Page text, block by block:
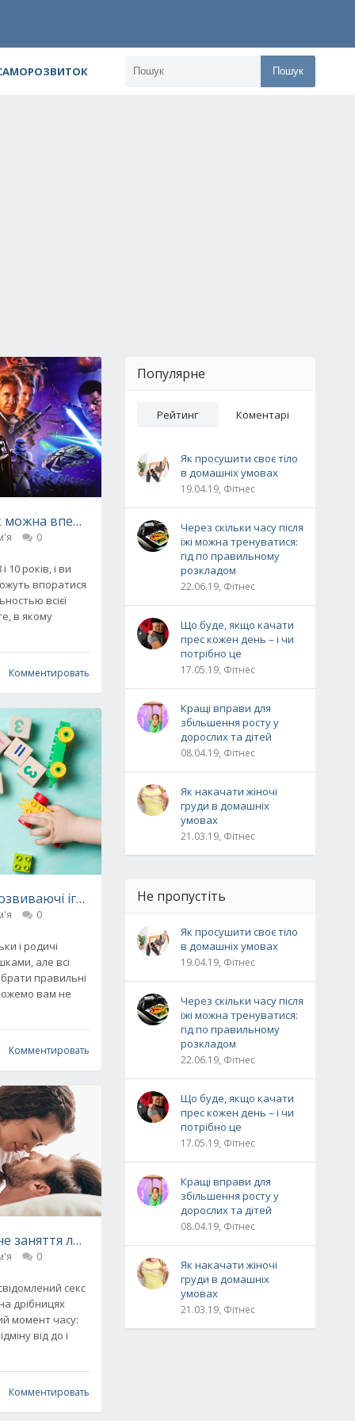
Пошук
мову
можна вперше відкрити дитині світ &quot;Зоряних
0
10 років, і ви
впоратися
всієї
в якому
Комментировать
ігри для дитини
0
і родичі
але всі
правильні
вам не
Комментировать
заняття любов'ю може змінити ваші стосунки
0
секс
дрібницях
момент часу:
від до і
Комментировать
Популярне
Рейтинг Коментарі
Як просушити своє тіло
в домашніх умовах
19.04.19, Фітнес
Через скільки часу після
їжі можна тренуватися:
гід по правильному
розкладом
22.06.19, Фітнес
Що буде, якщо качати
прес кожен день – і чи
потрібно це
17.05.19, Фітнес
Кращі вправи для
збільшення росту у
дорослих та дітей
08.04.19, Фітнес
Як накачати жіночі
груди в домашніх
умовах
21.03.19, Фітнес
Не пропустіть
Як просушити своє тіло
в домашніх умовах
19.04.19, Фітнес
Через скільки часу після
їжі можна тренуватися:
гід по правильному
розкладом
22.06.19, Фітнес
Що буде, якщо качати
прес кожен день – і чи
потрібно це
17.05.19, Фітнес
Кращі вправи для
збільшення росту у
дорослих та дітей
08.04.19, Фітнес
Як накачати жіночі
груди в домашніх
умовах
21.03.19, Фітнес